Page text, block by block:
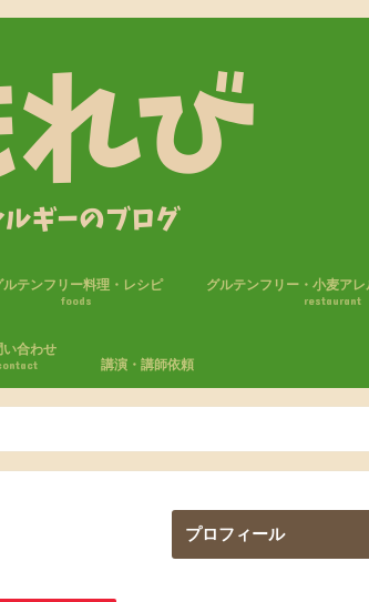
ルテンフリー料理・レシピ
foods
つ
・ライスジュレ
料
グルテンフリー・小麦ア
restaurant
こと
い合わせ
講演・講師依頼
プロフィール